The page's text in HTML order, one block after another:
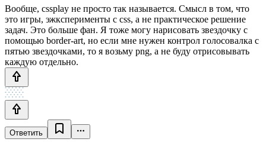
Вообще, cssplay не просто так называется. Смысл в том, что
это игры, эжксперименты с css, а не практическое решение
задач. Это больше фан. Я тоже могу нарисовать звездочку с
помощью border-art, но если мне нужен контрол голосовалка с
пятью звездочками, то я возьму png, а не буду отрисовывать
каждую отдельно.
Ответить